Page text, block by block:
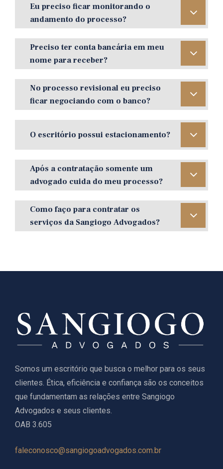
Eu preciso ficar monitorando o
andamento do processo?
Preciso ter conta bancária em meu
nome para receber?
No processo revisional eu preciso
ficar negociando com o banco?
O escritório possui estacionamento?
Após a contratação somente um
advogado cuida do meu processo?
Como faço para contratar os
serviços da Sangiogo Advogados?
Somos um escritório que busca o melhor para os seus
clientes. Ética, eficiência e confiança são os conceitos
que fundamentam as relações entre Sangiogo
Advogados e seus clientes.
OAB 3.605
faleconosco@sangiogoadvogados.com.br